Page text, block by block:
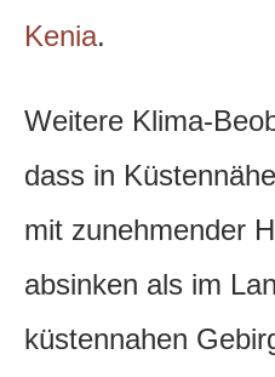
Kenia.
Weitere Klima-
dass in
mit zunehmender
absinken als im
küstennahen